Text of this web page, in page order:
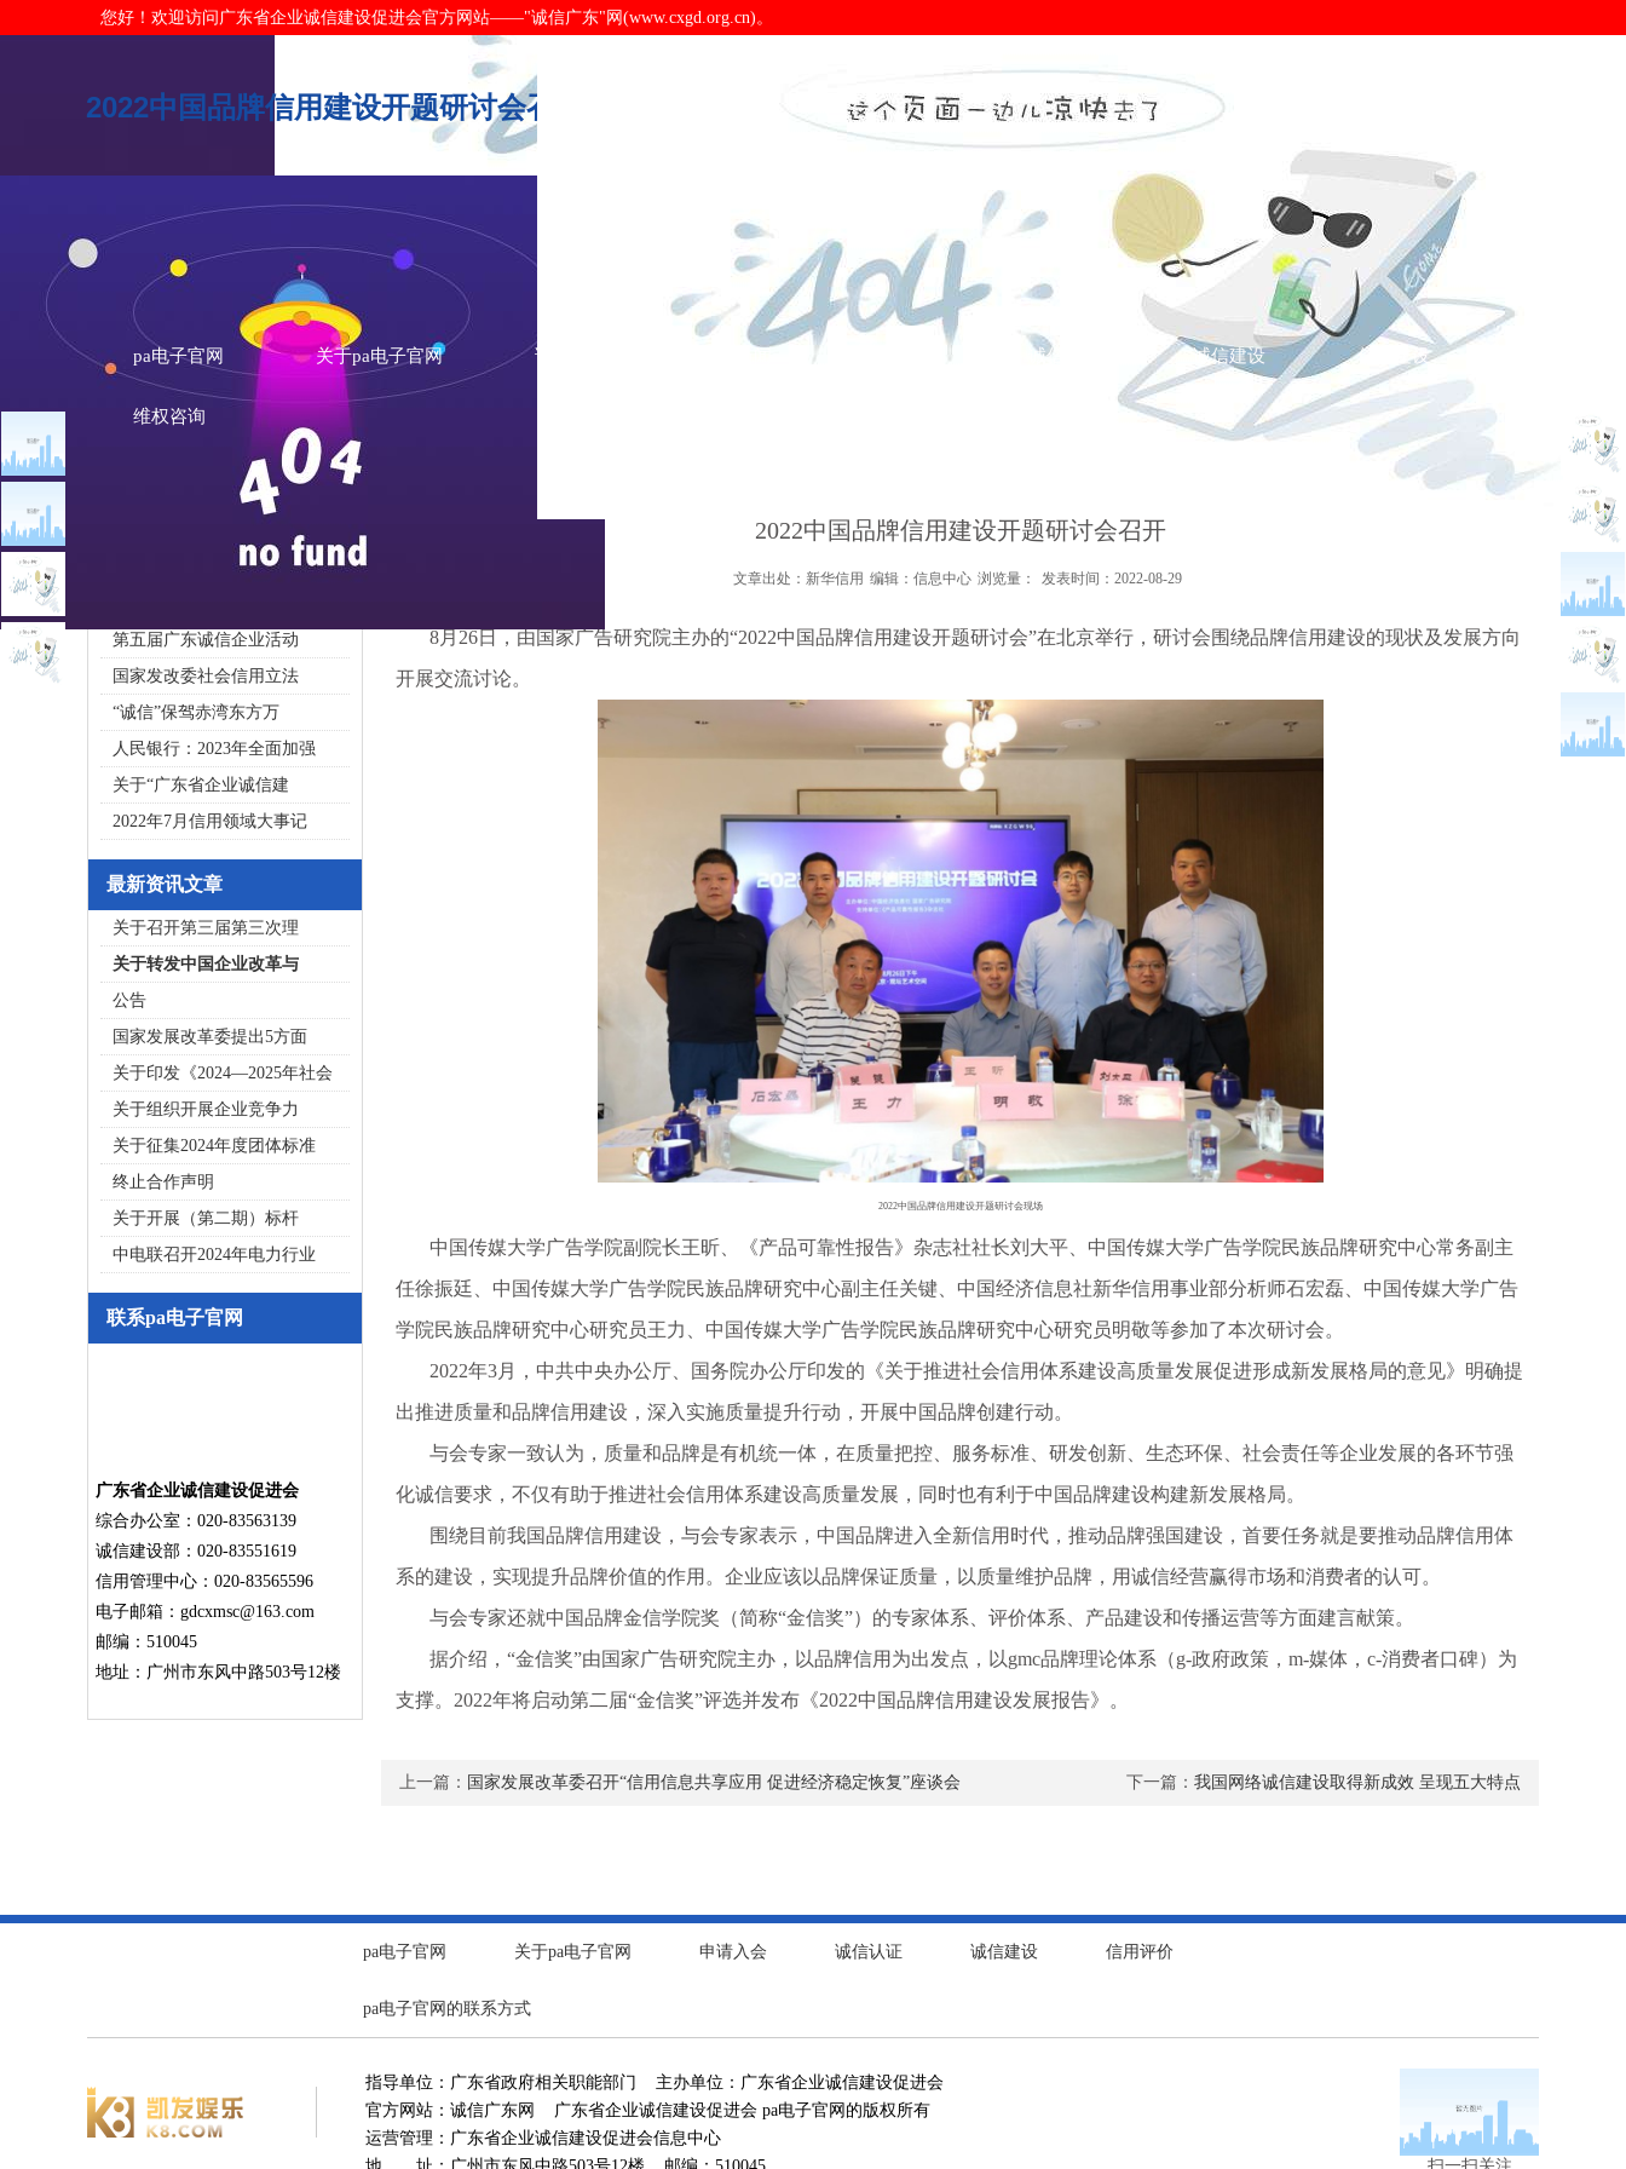
您好！欢迎访问广东省企业诚信建设促进会官方网站——"诚信广东"网(www.cxgd.org.cn)。
2022中国品牌信用建设开题研讨会召开-pa电子官网
pa电子官网 关于pa电子官网 诚信广东 诚信认证 诚信建设 信用建设
维权咨询
广州市发展改革委关于做
重大突发公共卫生事件一
2020广东省守合同重信用企
第五届广东诚信企业活动
国家发改委社会信用立法
“诚信”保驾赤湾东方万
人民银行：2023年全面加强
关于“广东省企业诚信建
2022年7月信用领域大事记
最新资讯文章
关于召开第三届第三次理
关于转发中国企业改革与
公告
国家发展改革委提出5方面
关于印发《2024—2025年社会
关于组织开展企业竞争力
关于征集2024年度团体标准
终止合作声明
关于开展（第二期）标杆
中电联召开2024年电力行业
联系pa电子官网
广东省企业诚信建设促进会
综合办公室：020-83563139
诚信建设部：020-83551619
信用管理中心：020-83565596
电子邮箱： gdcxmsc@163.com
邮编：510045
地址：广州市东风中路503号12楼
您的位置： >诚信新闻 诚信新闻
2022中国品牌信用建设开题研讨会召开
文章出处：新华信用 编辑：信息中心 浏览量： 发表时间：2022-08-29
8月26日，由国家广告研究院主办的“2022中国品牌信用建设开题研讨会”在北京举行，研讨会围绕品牌信用建设的现状及发展方向
开展交流讨论。
2022中国品牌信用建设开题研讨会现场
中国传媒大学广告学院副院长王昕、《产品可靠性报告》杂志社社长刘大平、中国传媒大学广告学院民族品牌研究中心常务副主
任徐振廷、中国传媒大学广告学院民族品牌研究中心副主任关键、中国经济信息社新华信用事业部分析师石宏磊、中国传媒大学广告
学院民族品牌研究中心研究员王力、中国传媒大学广告学院民族品牌研究中心研究员明敬等参加了本次研讨会。
2022年3月，中共中央办公厅、国务院办公厅印发的《关于推进社会信用体系建设高质量发展促进形成新发展格局的意见》明确提
出推进质量和品牌信用建设，深入实施质量提升行动，开展中国品牌创建行动。
与会专家一致认为，质量和品牌是有机统一体，在质量把控、服务标准、研发创新、生态环保、社会责任等企业发展的各环节强
化诚信要求，不仅有助于推进社会信用体系建设高质量发展，同时也有利于中国品牌建设构建新发展格局。
围绕目前我国品牌信用建设，与会专家表示，中国品牌进入全新信用时代，推动品牌强国建设，首要任务就是要推动品牌信用体
系的建设，实现提升品牌价值的作用。企业应该以品牌保证质量，以质量维护品牌，用诚信经营赢得市场和消费者的认可。
与会专家还就中国品牌金信学院奖（简称“金信奖”）的专家体系、评价体系、产品建设和传播运营等方面建言献策。
据介绍，“金信奖”由国家广告研究院主办，以品牌信用为出发点，以gmc品牌理论体系（g-政府政策，m-媒体，c-消费者口碑）为
支撑。2022年将启动第二届“金信奖”评选并发布《2022中国品牌信用建设发展报告》。
下一篇： 我国网络诚信建设取得新成效 呈现五大特点
上一篇： 国家发展改革委召开“信用信息共享应用 促进经济稳定恢复”座谈会
pa电子官网 关于pa电子官网 申请入会 诚信认证 诚信建设 信用评价
pa电子官网的联系方式
指导单位：广东省政府相关职能部门 主办单位：广东省企业诚信建设促进会
官方网站：诚信广东网 广东省企业诚信建设促进会 pa电子官网的版权所有
运营管理：广东省企业诚信建设促进会信息中心